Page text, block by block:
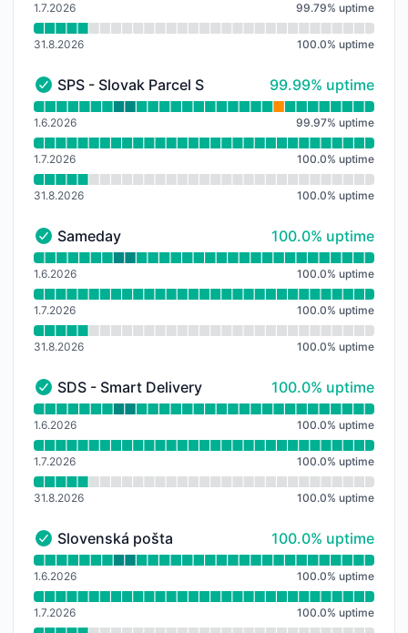
1.7.2026 99.79% uptime
31.8.2026 100.0% uptime
SPS - Slovak Parcel Service - Funkční
SPS - Slovak Parcel Service 100% - uptime
99.99% uptime
Přečtěte si graf doby provozuschopnosti pro SPS -
1.6.2026 99.97% uptime
1.7.2026 100.0% uptime
31.8.2026 100.0% uptime
Sameday - Funkční
Sameday 100% - uptime
100.0% uptime
Přečtěte si graf doby provozuschopnosti pro
1.6.2026 100.0% uptime
1.7.2026 100.0% uptime
31.8.2026 100.0% uptime
SDS - Smart Delivery Service - Funkční
SDS - Smart Delivery Service 100% - uptime
100.0% uptime
Přečtěte si graf doby provozuschopnosti pro SDS -
1.6.2026 100.0% uptime
1.7.2026 100.0% uptime
31.8.2026 100.0% uptime
Slovenská pošta - Funkční
Slovenská pošta 100% - uptime
100.0% uptime
Přečtěte si graf doby provozuschopnosti pro
1.6.2026 100.0% uptime
1.7.2026 100.0% uptime